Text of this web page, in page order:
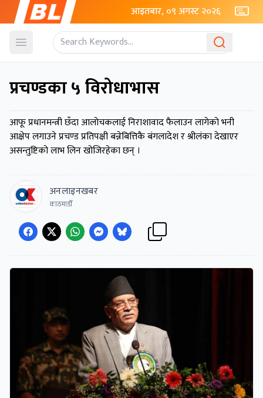
आइतबार, ०९ अगस्ट २०२६
Open menu
प्रचण्डका ५ विरोधाभास
आफू प्रधानमन्त्री छँदा आलोचकलाई निराशावाद फैलाउन लागेको भनी
आक्षेप लगाउने प्रचण्ड प्रतिपक्षी बन्नेबित्तिकै बंगलादेश र श्रीलंका देखाएर
असन्तुष्टिको लाभ लिन खोजिरहेका छन् ।
अनलाइनखबर
काठमाडाैँ